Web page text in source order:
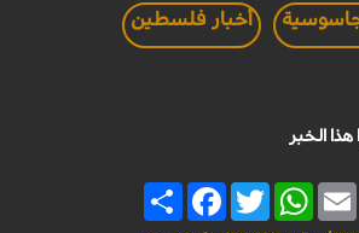
أخبار فلسطين
هذا الخبر
Share
FacebookTwitter
WhatsAppEmail